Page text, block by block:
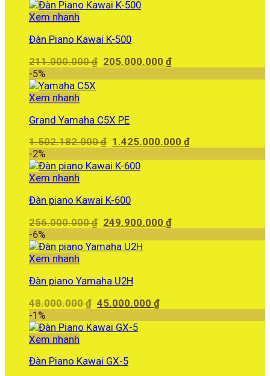
Xem nhanh
Đàn Piano Kawai K-500
211.000.000₫ Giá
205.000.000₫Giá
-5%
Xem nhanh
Grand Yamaha C5X PE
1.502.182.000₫ Giá
là:
1.425.000.000₫Giá
-2%
Xem nhanh
Đàn piano Kawai K-600
256.000.000₫ Giá
là:
249.900.000₫Giá
-6%
Xem nhanh
Đàn piano Yamaha U2H
48.000.000₫ Giá
là:
45.000.000₫Giá
-1%
Xem nhanh
Đàn Piano Kawai GX-5